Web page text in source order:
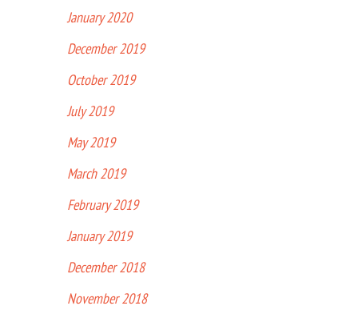
January 2020
December 2019
October 2019
July 2019
May 2019
March 2019
February 2019
January 2019
December 2018
November 2018